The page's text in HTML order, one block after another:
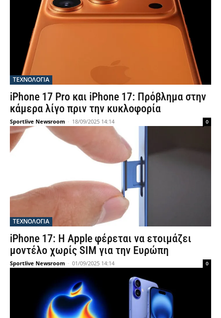
ΤΕΧΝΟΛΟΓΙΑ
iPhone 17 Pro και iPhone 17: Πρόβλημα στην
κάμερα λίγο πριν την κυκλοφορία
Sportlive Newsroom - 18/09/2025 14:14 0
ΤΕΧΝΟΛΟΓΙΑ
iPhone 17: Η Apple φέρεται να ετοιμάζει
μοντέλο χωρίς SIM για την Ευρώπη
Sportlive Newsroom - 01/09/2025 14:14 0